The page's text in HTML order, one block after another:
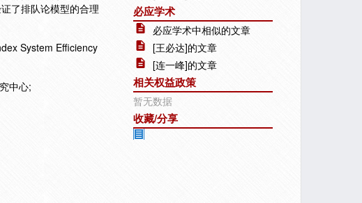
了排队论模型的合理
System Efficiency
中心;
必应学术
必应学术中相似的文章
[王必达]的文章
[连一峰]的文章
相关权益政策
暂无数据
收藏/分享